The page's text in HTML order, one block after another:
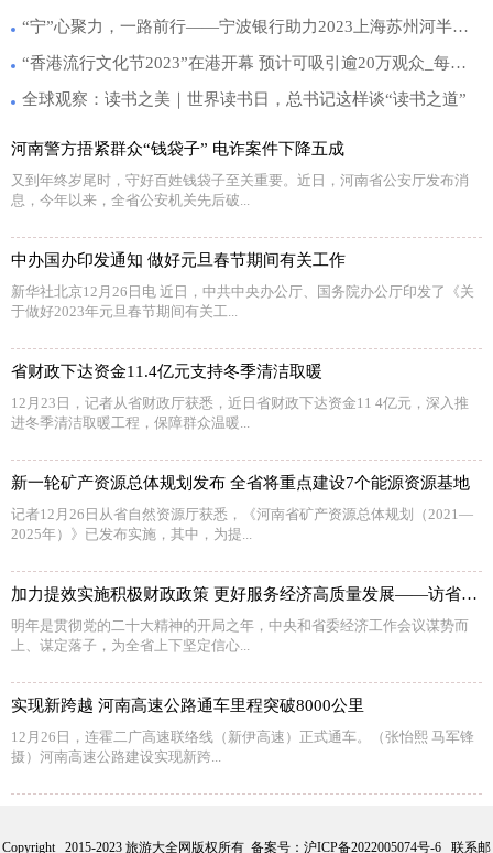
“宁”心聚力，一路前行——宁波银行助力2023上海苏州河半程马拉松赛热力开跑
“香港流行文化节2023”在港开幕 预计可吸引逾20万观众_每日时讯
全球观察：读书之美｜世界读书日，总书记这样谈“读书之道”
河南警方捂紧群众“钱袋子” 电诈案件下降五成
又到年终岁尾时，守好百姓钱袋子至关重要。近日，河南省公安厅发布消
息，今年以来，全省公安机关先后破...
中办国办印发通知 做好元旦春节期间有关工作
新华社北京12月26日电 近日，中共中央办公厅、国务院办公厅印发了《关
于做好2023年元旦春节期间有关工...
省财政下达资金11.4亿元支持冬季清洁取暖
12月23日，记者从省财政厅获悉，近日省财政下达资金11 4亿元，深入推
进冬季清洁取暖工程，保障群众温暖...
新一轮矿产资源总体规划发布 全省将重点建设7个能源资源基地
记者12月26日从省自然资源厅获悉，《河南省矿产资源总体规划（2021—
2025年）》已发布实施，其中，为提...
加力提效实施积极财政政策 更好服务经济高质量发展——访省财政厅党组书记、厅长赵庆业
明年是贯彻党的二十大精神的开局之年，中央和省委经济工作会议谋势而
上、谋定落子，为全省上下坚定信心...
实现新跨越 河南高速公路通车里程突破8000公里
12月26日，连霍二广高速联络线（新伊高速）正式通车。（张怡熙 马军锋
摄）河南高速公路建设实现新跨...
Copyright 2015-2023 旅游大全网版权所有 备案号： 沪ICP备2022005074号-6 联系邮